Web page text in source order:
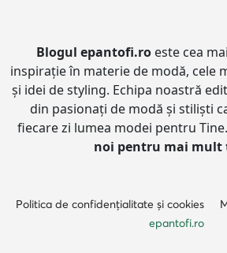
Blogul epantofi.ro este cea
inspirație în materie de modă, cele
și idei de styling. Echipa noastră
din pasionați de modă și stiliști
fiecare zi lumea modei pentru Tine.
noi pentru mai mult
Politica de confidențialitate și cookies
epantofi.ro